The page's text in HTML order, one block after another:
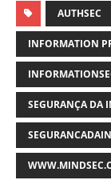
AUTHSEC
INFORMATION
SEGURANÇA DA